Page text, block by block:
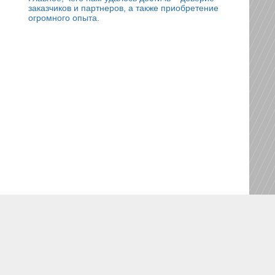
заказчиков и партнеров, а также приобретение
огромного опыта.